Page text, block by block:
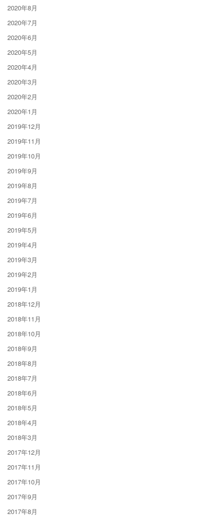
2020年8月
2020年7月
2020年6月
2020年5月
2020年4月
2020年3月
2020年2月
2020年1月
2019年12月
2019年11月
2019年10月
2019年9月
2019年8月
2019年7月
2019年6月
2019年5月
2019年4月
2019年3月
2019年2月
2019年1月
2018年12月
2018年11月
2018年10月
2018年9月
2018年8月
2018年7月
2018年6月
2018年5月
2018年4月
2018年3月
2017年12月
2017年11月
2017年10月
2017年9月
2017年8月